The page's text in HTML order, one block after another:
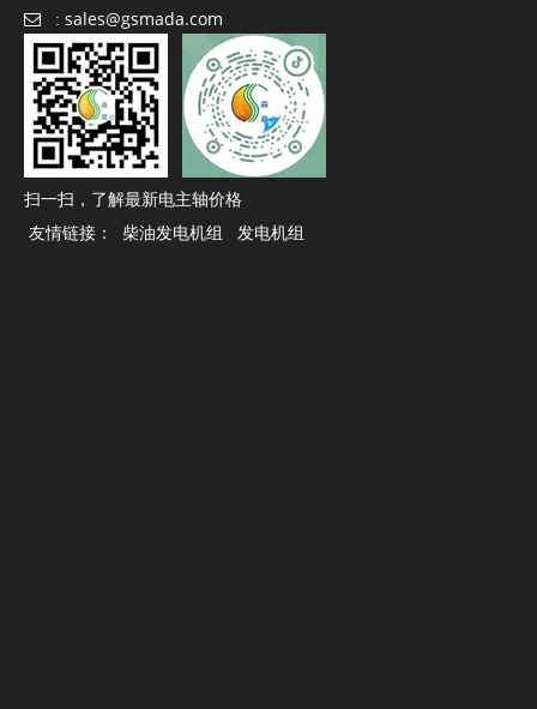
 : sales@gsmada.com
扫一扫，了解最新电主轴价格
友情链接：
柴油发电机组 发电机组